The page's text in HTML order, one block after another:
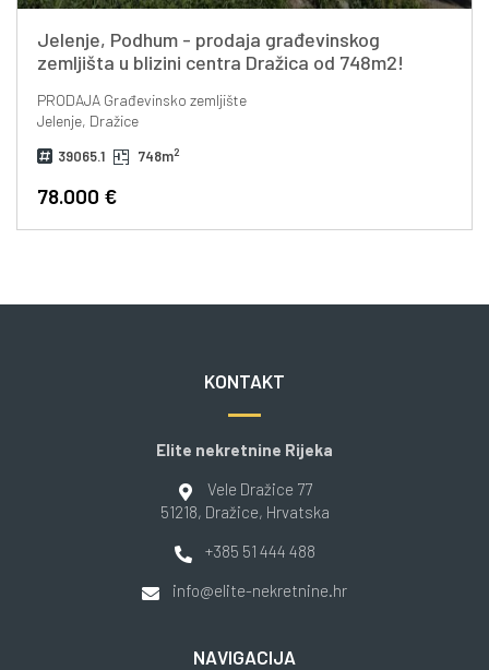
Jelenje, Podhum - prodaja građevinskog
zemljišta u blizini centra Dražica od 748m2!
PRODAJAGrađevinsko zemljište
Jelenje, Dražice
39065.1 748m2
78.000 €
KONTAKT
Elite nekretnine Rijeka
Vele Dražice 77
51218, Dražice, Hrvatska
+385 51 444 488
info@elite-nekretnine.hr
NAVIGACIJA